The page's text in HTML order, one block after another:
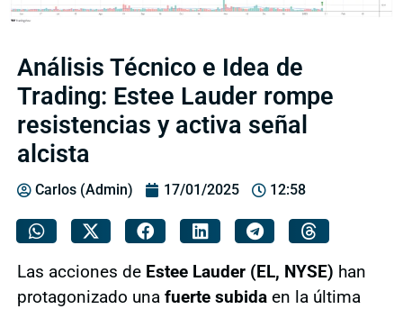
Análisis Técnico e Idea de
Trading: Estee Lauder rompe
resistencias y activa señal
alcista
Carlos (Admin) 17/01/2025 12:58
Las acciones de Estee Lauder (EL, NYSE) han
protagonizado una fuerte subidaen la última